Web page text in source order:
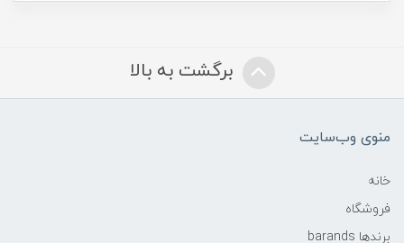
برگشت به بالا
منوی وب‌سایت
خانه
فروشگاه
برندها barands